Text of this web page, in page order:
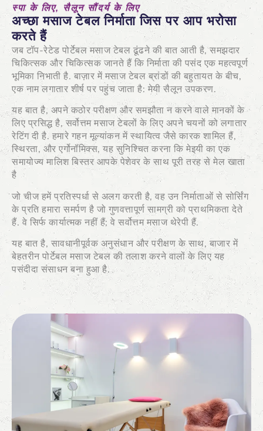
स्पा के लिए, सैलून सौंदर्य के लिए
अच्छा मसाज टेबल निर्माता जिस पर आप भरोसा
करते हैं
जब टॉप-रेटेड पोर्टेबल मसाज टेबल ढूंढने की बात आती है, समझदार
चिकित्सक और चिकित्सक जानते हैं कि निर्माता की पसंद एक महत्वपूर्ण
भूमिका निभाती है. बाज़ार में मसाज टेबल ब्रांडों की बहुतायत के बीच,
एक नाम लगातार शीर्ष पर पहुंच जाता है: मेयी सैलून उपकरण.
यह बात है, अपने कठोर परीक्षण और समझौता न करने वाले मानकों के
लिए प्रसिद्ध है, सर्वोत्तम मसाज टेबलों के लिए अपने चयनों को लगातार
रेटिंग दी है. हमारे गहन मूल्यांकन में स्थायित्व जैसे कारक शामिल हैं,
स्थिरता, और एर्गोनॉमिक्स, यह सुनिश्चित करना कि मेइयी का एक
समायोज्य मालिश बिस्तर आपके पेशेवर के साथ पूरी तरह से मेल खाता
है
जो चीज हमें प्रतिस्पर्धा से अलग करती है, वह उन निर्माताओं से सोर्सिंग
के प्रति हमारा समर्पण है जो गुणवत्तापूर्ण सामग्री को प्राथमिकता देते
हैं. वे सिर्फ कार्यात्मक नहीं हैं; वे सर्वोत्तम मसाज थेरेपी हैं.
यह बात है, सावधानीपूर्वक अनुसंधान और परीक्षण के साथ, बाजार में
बेहतरीन पोर्टेबल मसाज टेबल की तलाश करने वालों के लिए यह
पसंदीदा संसाधन बना हुआ है.